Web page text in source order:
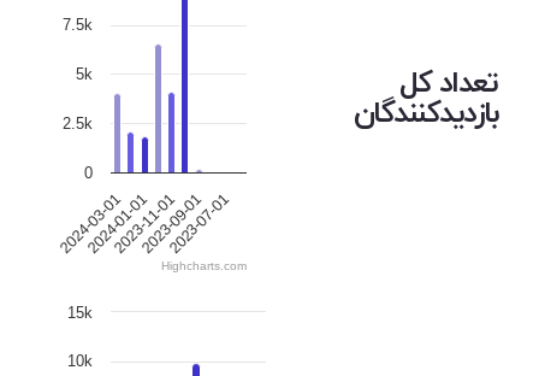
تعداد کل
بازدیدکنندگان
2024-03-01
2024-01-01
2023-11-01
2023-09-01
2023-07-01
0
2.5k
5k
7.5k
Highcharts.com
10k
15k